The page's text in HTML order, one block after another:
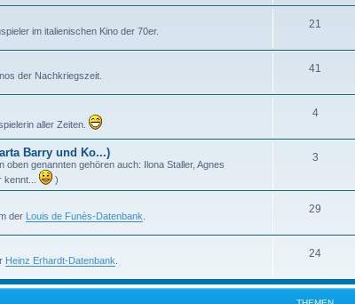
n
im italienischen Kino der 70er.
21
m
n
der Nachkriegszeit.
41
m
aller Zeiten.
4T
e
e
Barry und Ko...)
genannten gehören auch: Ilona Staller, Agnes
kennt...
)
3T
e
e
der Louis de Funès-Datenbank
29
e
m
e
Heinz Erhardt-Datenbank
24T
e